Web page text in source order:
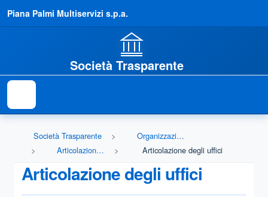
Piana Palmi Multiservizi s.p.a.
Società Trasparente
Società Trasparente
Organizzazione
Articolazione degli uffici
Articolazione degli uffici
Articolazione degli uffici